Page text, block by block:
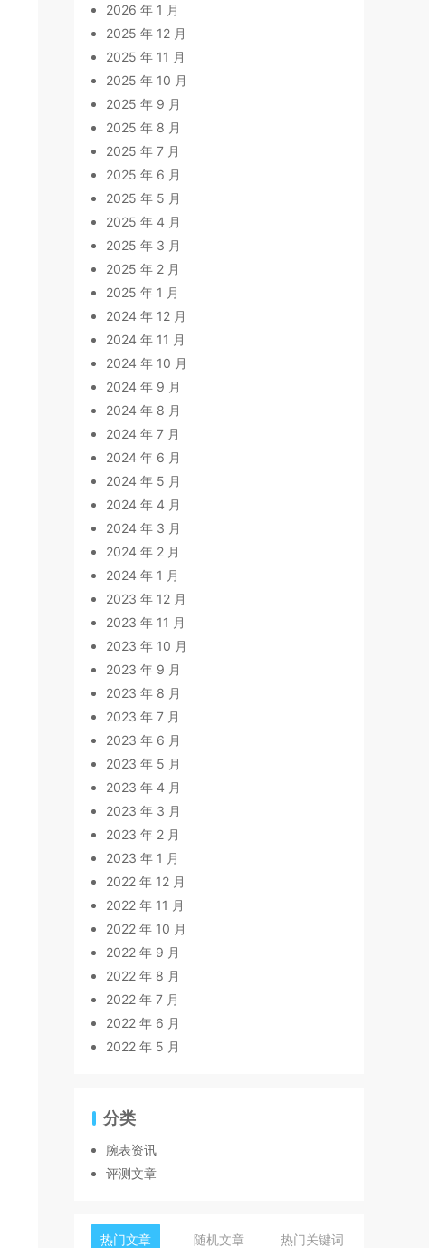
2026 年 1 月
2025 年 12 月
2025 年 11 月
2025 年 10 月
2025 年 9 月
2025 年 8 月
2025 年 7 月
2025 年 6 月
2025 年 5 月
2025 年 4 月
2025 年 3 月
2025 年 2 月
2025 年 1 月
2024 年 12 月
2024 年 11 月
2024 年 10 月
2024 年 9 月
2024 年 8 月
2024 年 7 月
2024 年 6 月
2024 年 5 月
2024 年 4 月
2024 年 3 月
2024 年 2 月
2024 年 1 月
2023 年 12 月
2023 年 11 月
2023 年 10 月
2023 年 9 月
2023 年 8 月
2023 年 7 月
2023 年 6 月
2023 年 5 月
2023 年 4 月
2023 年 3 月
2023 年 2 月
2023 年 1 月
2022 年 12 月
2022 年 11 月
2022 年 10 月
2022 年 9 月
2022 年 8 月
2022 年 7 月
2022 年 6 月
2022 年 5 月
分类
腕表资讯
评测文章
热门文章 随机文章 热门关键词